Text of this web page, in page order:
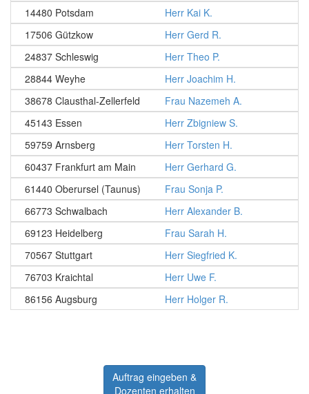
14480 Potsdam
Herr Kai K.
17506 Gützkow
Herr Gerd R.
24837 Schleswig
Herr Theo P.
28844 Weyhe
Herr Joachim H.
38678 Clausthal-Zellerfeld
Frau Nazemeh A.
45143 Essen
Herr Zbigniew S.
59759 Arnsberg
Herr Torsten H.
60437 Frankfurt am Main
Herr Gerhard G.
61440 Oberursel (Taunus)
Frau Sonja P.
66773 Schwalbach
Herr Alexander B.
69123 Heidelberg
Frau Sarah H.
70567 Stuttgart
Herr Siegfried K.
76703 Kraichtal
Herr Uwe F.
86156 Augsburg
Herr Holger R.
Auftrag eingeben &
Dozenten erhalten